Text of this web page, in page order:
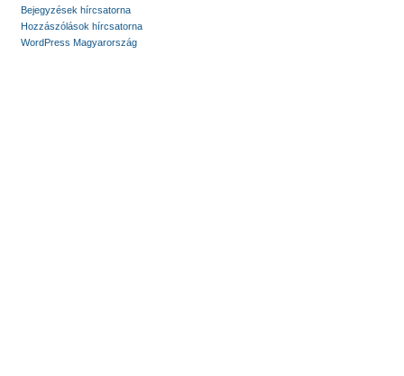
Bejegyzések hírcsatorna
Hozzászólások hírcsatorna
WordPress Magyarország